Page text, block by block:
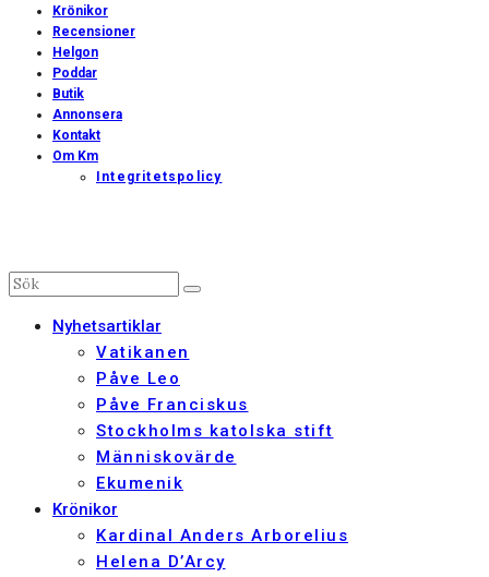
Krönikor
Recensioner
Helgon
Poddar
Butik
Annonsera
Kontakt
Om Km
Integritetspolicy
Nyhetsartiklar
Vatikanen
Påve Leo
Påve Franciskus
Stockholms katolska stift
Människovärde
Ekumenik
Krönikor
Kardinal Anders Arborelius
Helena D’Arcy